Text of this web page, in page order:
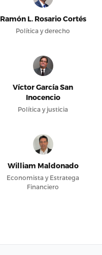
Ramón L. Rosario Cortés
Política y derecho
Víctor García San
Inocencio
Política y justicia
William Maldonado
Economista y Estratega
Financiero